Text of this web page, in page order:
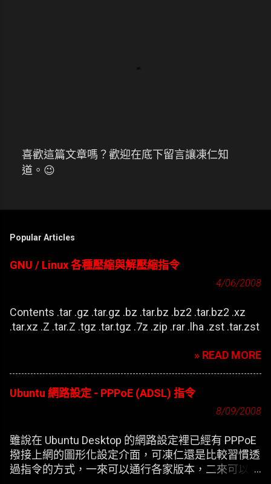
張
喜歡這篇文章嗎？歡迎在底下留言讓凍仁知
道。😉
Popular Articles
GNU / Linux 各種壓縮與解壓縮指令
4/06/2008
Contents .tar .gz .tar.gz .bz .tar.bz .bz2 .tar.bz2 .xz
.tar.xz .Z .tar.Z .tgz .tar.tgz .7z .zip .rar .lha .zst .tar.zst
» READ MORE
Ubuntu 網路設定 - PPPoE (ADSL) 指令
8/09/2008
雖說在 Ubuntu Desktop 的網路設定裡已經有 PPPoE
撥接上網的圖形化設定介面，可凍仁還是比較習慣透
過指令的方式，一來可以通行各家版本，二來可以在